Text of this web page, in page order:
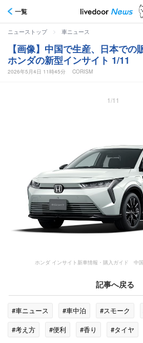
一覧
ニューストップ > 車ニュース
【画像】中国で生産、日本での
ホンダの新型インサイト 1/11
2026年5月4日 11時45分 CORISM
1/11
ホンダ インサイト新車情報・購入ガイド 中
記事へ戻る
#車ニュース #車中泊 #スモーク
#考え方
#便利 #香り #タイヤ